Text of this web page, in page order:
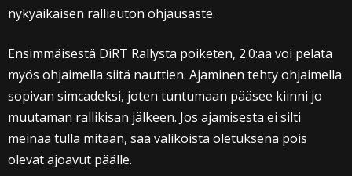
nykyaikaisen ralliauton ohjausaste.
Ensimmäisestä DiRT Rallysta poiketen, 2.0:aa voi pelata
myös ohjaimella siitä nauttien. Ajaminen tehty ohjaimella
sopivan simcadeksi, joten tuntumaan pääsee kiinni jo
muutaman rallikisan jälkeen. Jos ajamisesta ei silti
meinaa tulla mitään, saa valikoista oletuksena pois
olevat ajoavut päälle.